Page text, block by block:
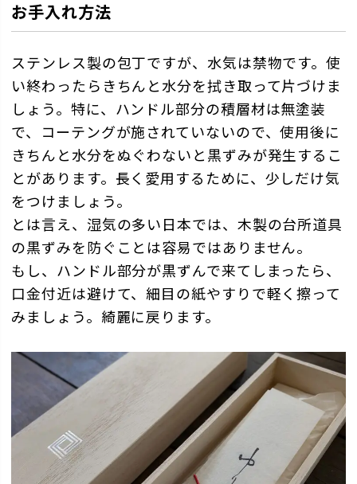
お手入れ方法
ステンレス製の包丁ですが、水気は禁物です。使
い終わったらきちんと水分を拭き取って片づけま
しょう。特に、ハンドル部分の積層材は無塗装
で、コーテングが施されていないので、使用後に
きちんと水分をぬぐわないと黒ずみが発生するこ
とがあります。長く愛用するために、少しだけ気
をつけましょう。
とは言え、湿気の多い日本では、木製の台所道具
の黒ずみを防ぐことは容易ではありません。
もし、ハンドル部分が黒ずんで来てしまったら、
口金付近は避けて、細目の紙やすりで軽く擦って
みましょう。綺麗に戻ります。